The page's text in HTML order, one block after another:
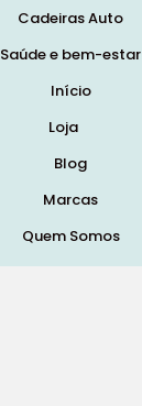
Cadeiras Auto
Saúde e bem-estar
Início
Loja
Blog
Marcas
Quem Somos
Contatos